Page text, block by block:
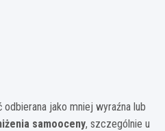
jako mniej wyraźna lub
samooceny, szczególnie u